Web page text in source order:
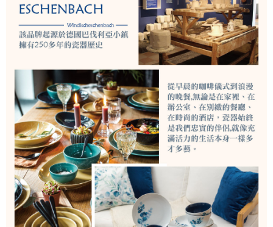
結帳頁面，進行簡訊認證並確認金額後，即可完成結帳。
２．訂單成立數日內，您將收到繳費通知簡訊。
３．收到繳費通知簡訊後14天內，點擊此簡訊中的連結，可透過四大超商／
ATM／網路銀行／等多元方式進行付款，方視為交易完成。
※ 請注意：結帳手續完成當下不需立刻繳費，但若您需要取消訂單，請聯絡
購買商品的店家。未經商家同意取消之訂單仍視為有效，需透過AFTEE先享
後付繳納相關費用。
※ 交易是否成功請以「AFTEE先享後付 」之結帳頁面顯示為準，若有關於
是否繳費成功／繳費後需取消欲退款等相關疑問，請聯繫「AFTEE先享後付
客戶支援中心」https://netprotections.freshdesk.com/support/home
【注意事項】
１．透過由恩沛科技股份有限公司提供之「AFTEE先享後付」服務完成之交
易，需依本服務之必要範圍內提供個人資料，並將交易相關給付款項請求債
權轉讓予恩沛科技股份有限公司。
２．關於個人資料處理事宜，請瀏覽以下網址：
https://aftee.tw/terms/#terms3
３．未成年的使用者請事先徵得法定代理人或監護人之同意方可使用
「AFTEE先享後付」，若未經同意申辦者引起之損失，本公司不負相關責
任。
離島配送
每筆NT$250